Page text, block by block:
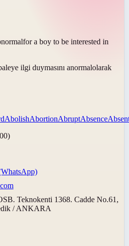
for a boy to be interested in
ilgi duymasını anormalolarak
AbolishAbortionAbruptAbsence
Teknokenti 1368. Cadde No.61,
/ ANKARA